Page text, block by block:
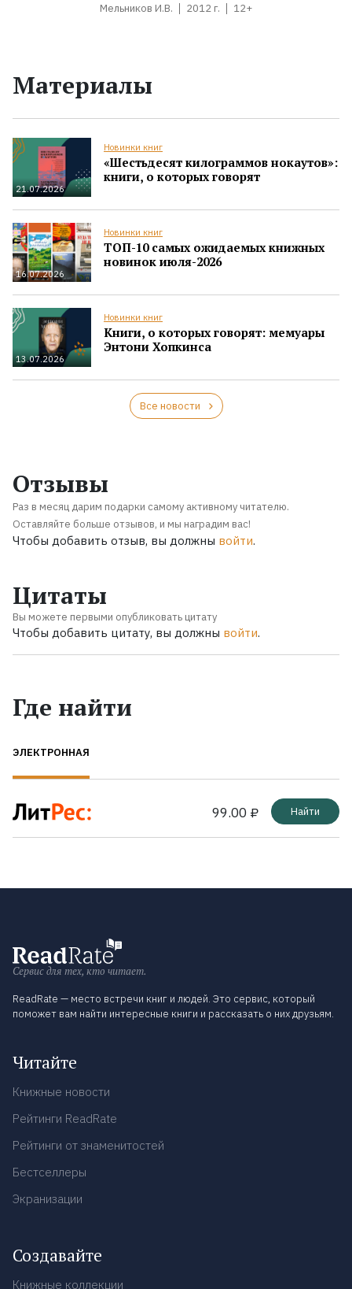
Мельников И.В. 2012 г. 12+
Материалы
21.07.2026
Новинки книг
«Шестьдесят килограммов нокаутов»:
книги, о которых говорят
16.07.2026
Новинки книг
ТОП-10 самых ожидаемых книжных
новинок июля-2026
13.07.2026
Новинки книг
Книги, о которых говорят: мемуары
Энтони Хопкинса
Все новости
Отзывы
Раз в месяц дарим подарки самому активному читателю.
Оставляйте больше отзывов, и мы наградим вас!
Чтобы добавить отзыв, вы должны войти.
Цитаты
Вы можете первыми опубликовать цитату
Чтобы добавить цитату, вы должны войти.
Где найти
ЭЛЕКТРОННАЯ
99.00 ₽ Найти
Сервис для тех, кто читает.
ReadRate — место встречи книг и людей. Это сервис, который
поможет вам найти интересные книги и рассказать о них друзьям.
Читайте
Книжные новости
Рейтинги ReadRate
Рейтинги от знаменитостей
Бестселлеры
Экранизации
Создавайте
Книжные коллекции